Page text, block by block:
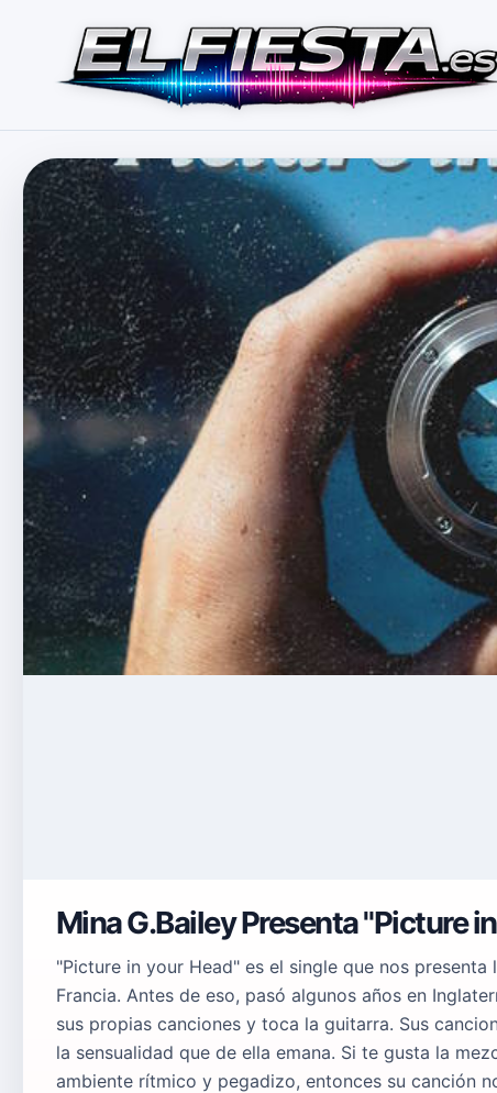
Mina G.Bailey Presenta "Picture
"Picture in your Head" es el single que nos
Francia. Antes de eso, pasó algunos años en
sus propias canciones y toca la guitarra. Sus
la sensualidad que de ella emana. Si te gusta la
ambiente rítmico y pegadizo, entonces su canción